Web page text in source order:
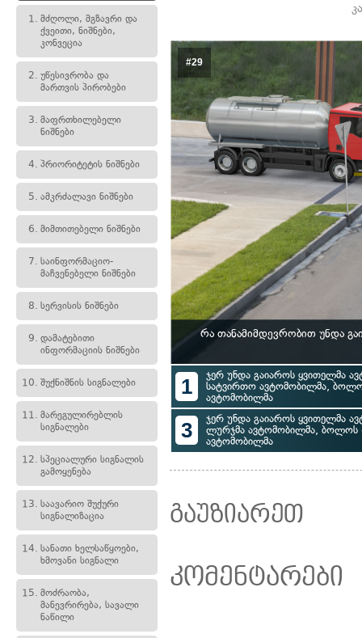
1. მძღოლი, მგზავრი და
ქვეითი, ნიშნები,
კონვეცია
2. უწესივრობა და
მართვის პირობები
3. მაფრთხილებელი
ნიშნები
4. პრიორიტეტის ნიშნები
5. ამკრძალავი ნიშნები
6. მიმთითებელი ნიშნები
7. საინფორმაციო-
მაჩვენებელი ნიშნები
8. სერვისის ნიშნები
9. დამატებითი
ინფორმაციის ნიშნები
10. შუქნიშნის სიგნალები
11. მარეგულირებლის
სიგნალები
12. სპეციალური სიგნალის
გამოყენება
13. საავარიო შუქური
სიგნალიზაცია
14. სანათი ხელსაწყოები,
ხმოვანი სიგნალი
15. მოძრაობა,
მანევრირება, სავალი
ნაწილი
#29
რა თანამიმდევრობით უნდა
1
ჯერ უნდა გაიაროს ყვითელმა
სატვირთო ავტომობილმა,
ავტომობილმა
3
ჯერ უნდა გაიაროს ყვითელმა
ლურჯმა ავტომობილმა, ბოლოს
ავტომობილმა
გაუზიარეთ
კომენტარები